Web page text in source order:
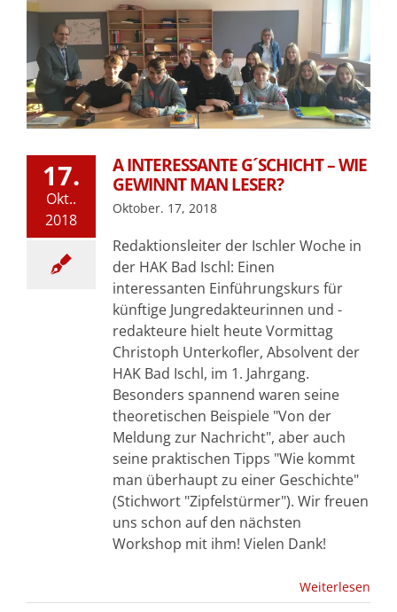
17.
Okt..
2018
A INTERESSANTE G´SCHICHT – WIE
GEWINNT MAN LESER?
Oktober. 17, 2018
Redaktionsleiter der Ischler Woche in
der HAK Bad Ischl: Einen
interessanten Einführungskurs für
künftige Jungredakteurinnen und -
redakteure hielt heute Vormittag
Christoph Unterkofler, Absolvent der
HAK Bad Ischl, im 1. Jahrgang.
Besonders spannend waren seine
theoretischen Beispiele "Von der
Meldung zur Nachricht", aber auch
seine praktischen Tipps "Wie kommt
man überhaupt zu einer Geschichte"
(Stichwort "Zipfelstürmer"). Wir freuen
uns schon auf den nächsten
Workshop mit ihm! Vielen Dank!
Weiterlesen